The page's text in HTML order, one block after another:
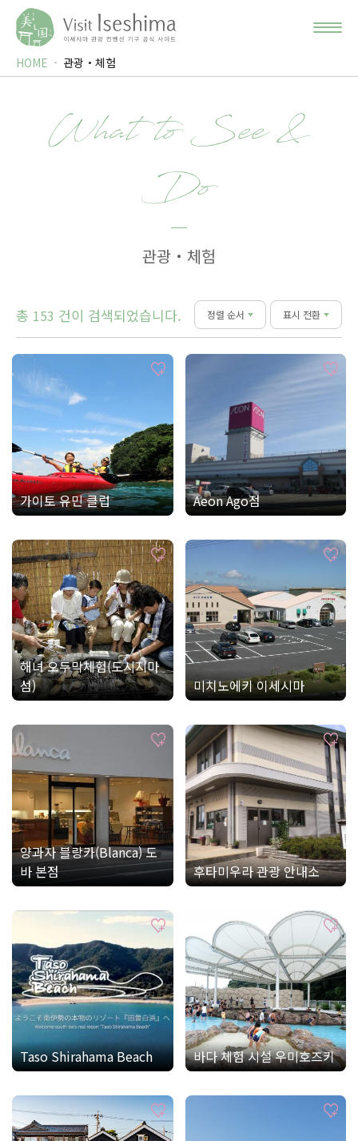
HOME 관광・체험
What to See &
Do
관광・체험
총 153 건이 검색되었습니다. 정렬 순서 표시 전환
가이토 유민 클럽 Aeon Ago점
해녀 오두막체험(도시지마
섬)
미치노에키 이세시마
양과자 블랑카(Blanca) 도
바 본점
후타미우라 관광 안내소
Taso Shirahama Beach 바다 체험 시설 우미호즈키